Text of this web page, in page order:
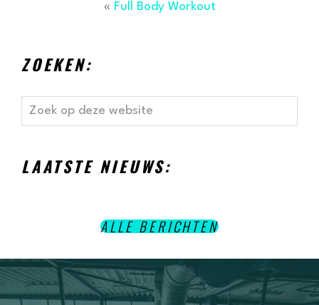
« Full Body Workout
ZOEKEN:
Zoek
op
website
LAATSTE NIEUWS:
ALLE BERICHTEN